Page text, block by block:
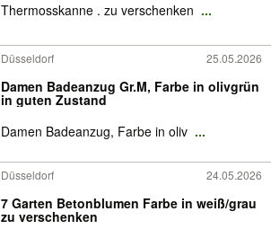
Thermosskanne . zu verschenken ...
Düsseldorf 25.05.2026
Damen Badeanzug Gr.M, Farbe in olivgrün
in guten Zustand
Damen Badeanzug, Farbe in oliv ...
Düsseldorf 24.05.2026
7 Garten Betonblumen Farbe in weiß/grau
zu verschenken